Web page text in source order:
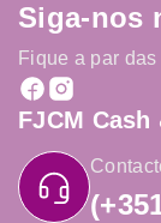
Siga-nos
Fique a par
FJCM Cash